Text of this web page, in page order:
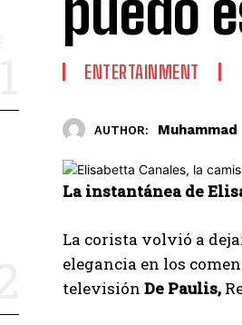
ENTERTAINMENT
AUTHOR: Muhammad
La instantánea de
La corista volvió a
elegancia en los
televisión De Paulis,